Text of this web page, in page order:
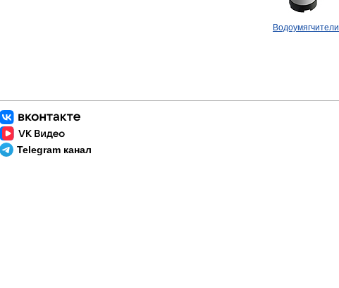
Водоумягчители
Telegram канал